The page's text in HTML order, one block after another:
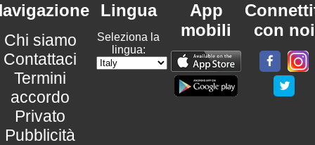
Chi siamo
Contattaci
Termini
accordo
Privato
Pubblicità
Lingua
Seleziona la
lingua:
App
mobili
con noi